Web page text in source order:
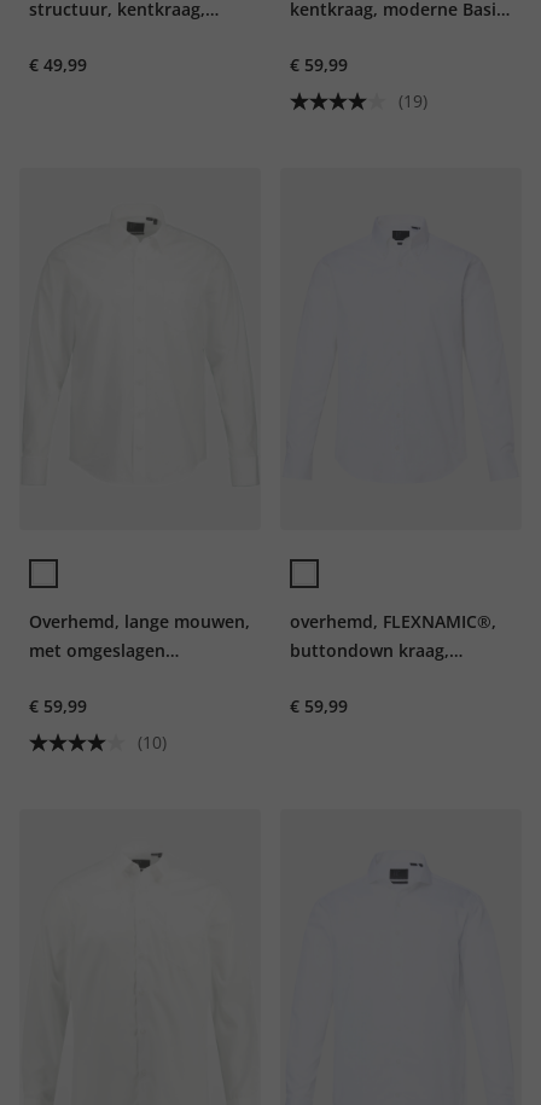
structuur, kentkraag,
€ 49,99
kentkraag, moderne Basic-
€ 59,99
(19)
Overhemd, lange mouwen,
met omgeslagen
manchetknopen,
kentkraag, modern fit,
€ 59,99
(10)
overhemd, FLEXNAMIC®,
buttondown kraag,
€ 59,99